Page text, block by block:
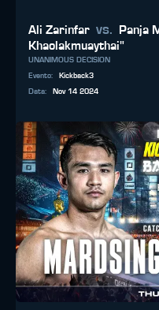
Ali Zarinfar vs.
Panja
Khaolakmuaythai"
UNANIMOUS DECISION
Evento:
Kickback3
Data: Nov 14 2024